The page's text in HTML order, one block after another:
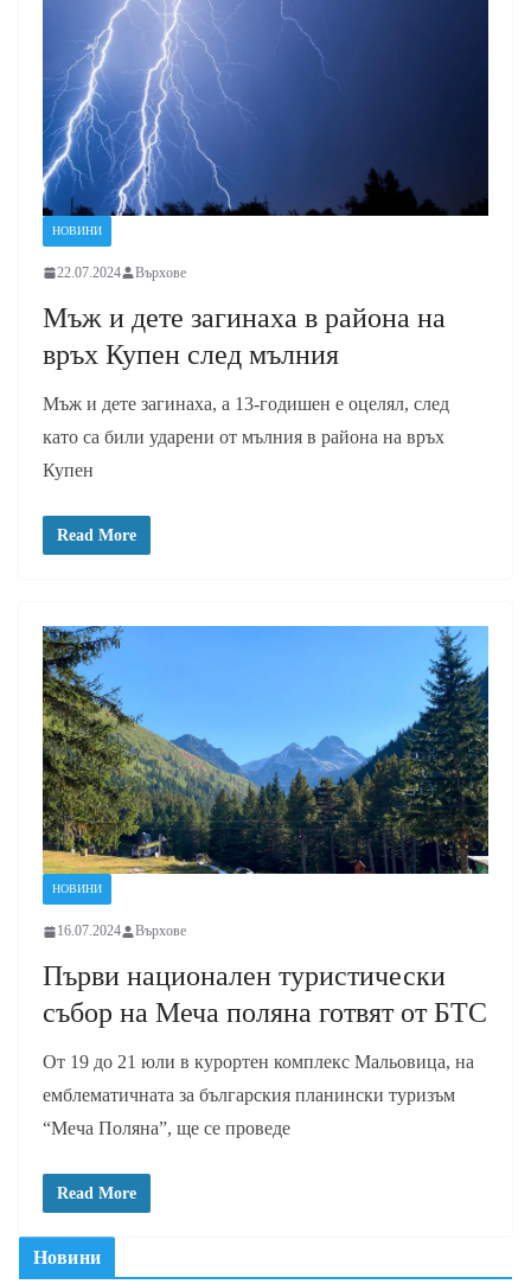
НОВИНИ
22.07.2024 Върхове
Мъж и дете загинаха в района на
връх Купен след мълния
Мъж и дете загинаха, а 13-годишен е оцелял, след
като са били ударени от мълния в района на връх
Купен
Read More
НОВИНИ
16.07.2024 Върхове
Първи национален туристически
събор на Меча поляна готвят от БТС
От 19 до 21 юли в курортен комплекс Мальовица, на
емблематичната за българския планински туризъм
“Меча Поляна”, ще се проведе
Read More
Новини